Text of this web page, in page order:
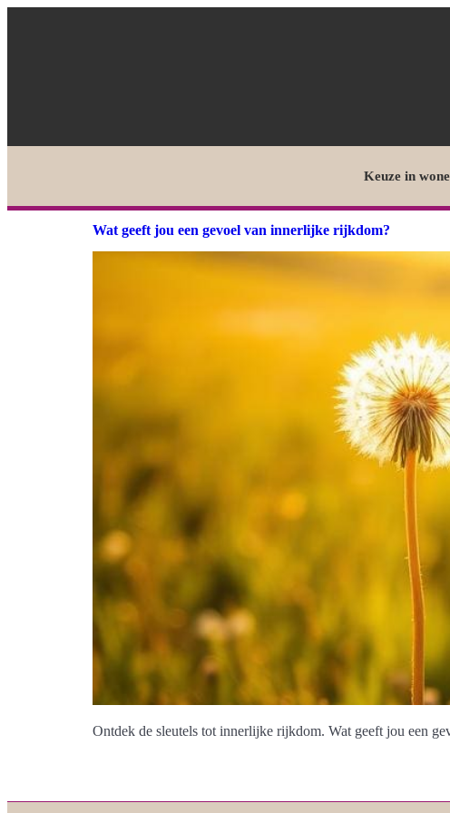
Keuze in
Wat geeft jou een gevoel van innerlijke rijkdom?
Ontdek de sleutels tot innerlijke rijkdom. Wat geeft jou een